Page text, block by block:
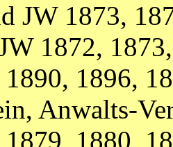
JW 1873,
1872,
1890, 1896,
Anwalts-
1879, 1880,